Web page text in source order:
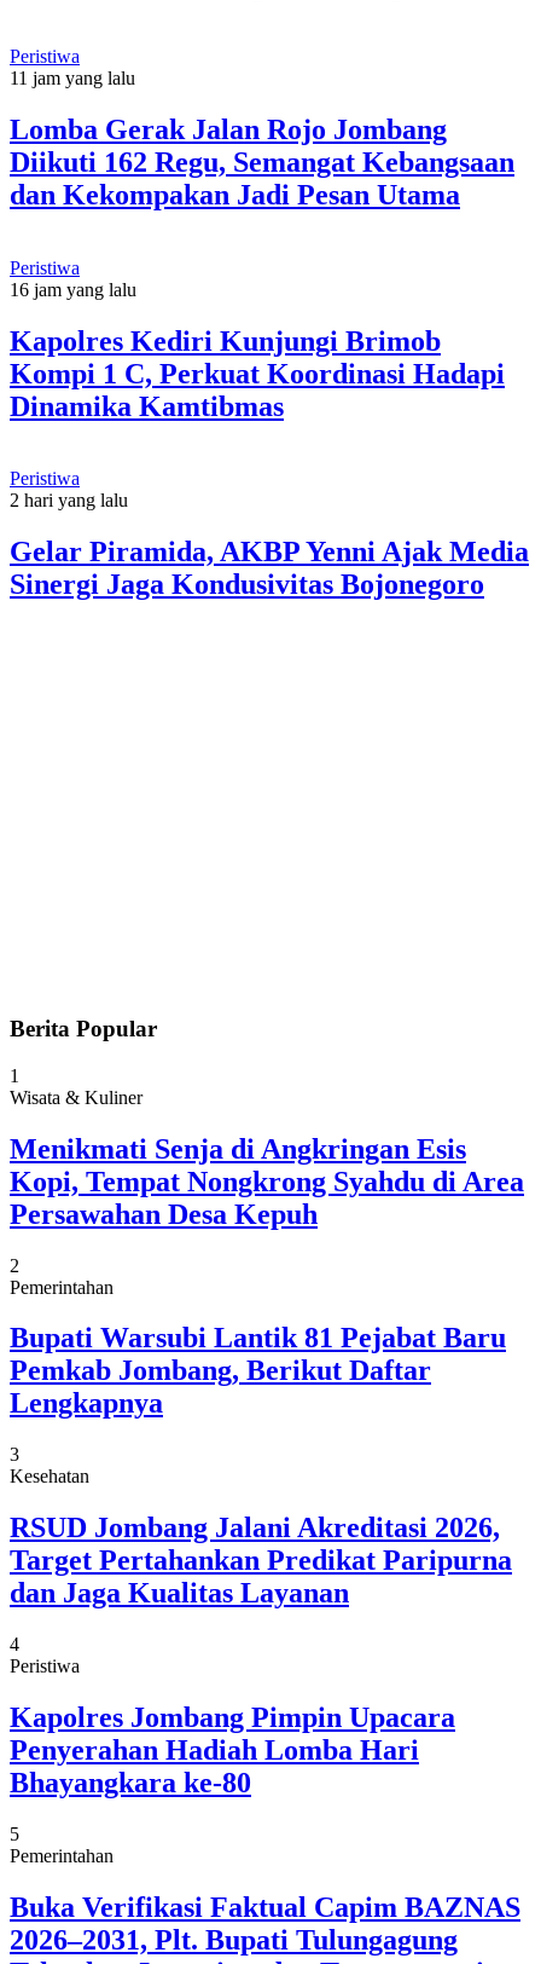
Peristiwa
11 jam yang lalu
Lomba Gerak Jalan Rojo Jombang
Diikuti 162 Regu, Semangat Kebangsaan
dan Kekompakan Jadi Pesan Utama
Peristiwa
16 jam yang lalu
Kapolres Kediri Kunjungi Brimob
Kompi 1 C, Perkuat Koordinasi Hadapi
Dinamika Kamtibmas
Peristiwa
2 hari yang lalu
Gelar Piramida, AKBP Yenni Ajak Media
Sinergi Jaga Kondusivitas Bojonegoro
Berita Popular
1
Wisata & Kuliner
Menikmati Senja di Angkringan Esis
Kopi, Tempat Nongkrong Syahdu di Area
Persawahan Desa Kepuh
2
Pemerintahan
Bupati Warsubi Lantik 81 Pejabat Baru
Pemkab Jombang, Berikut Daftar
Lengkapnya
3
Kesehatan
RSUD Jombang Jalani Akreditasi 2026,
Target Pertahankan Predikat Paripurna
dan Jaga Kualitas Layanan
4
Peristiwa
Kapolres Jombang Pimpin Upacara
Penyerahan Hadiah Lomba Hari
Bhayangkara ke-80
5
Pemerintahan
Buka Verifikasi Faktual Capim BAZNAS
2026–2031, Plt. Bupati Tulungagung